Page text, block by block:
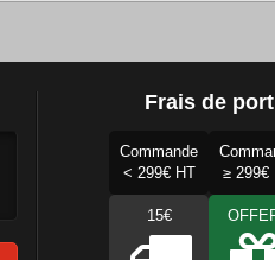
Frais de port
Commande
< 299€ HT
≥ 299€
15€